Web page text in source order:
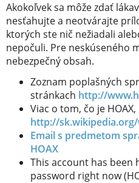
Akokoľvek sa môže zdať
nesťahujte a neotvárajte
ktorých ste nič nežiadali
nepočuli. Pre neskúseného
nebezpečný obsah.
Zoznam poplašných
stránkach http://
Viac o tom, čo je
http://
Email s predmetom
HOAX
This account has been
password right now